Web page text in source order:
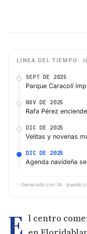
LÍNEA DEL TIEMPO ·
SEPT DE 2025
Parque Caracolí
NOV DE 2025
Rafa Pérez
DIC DE 2025
Velitas y novenas
DIC DE 2025
Agenda navideña
✨ Generado con IA · puede
E l centro